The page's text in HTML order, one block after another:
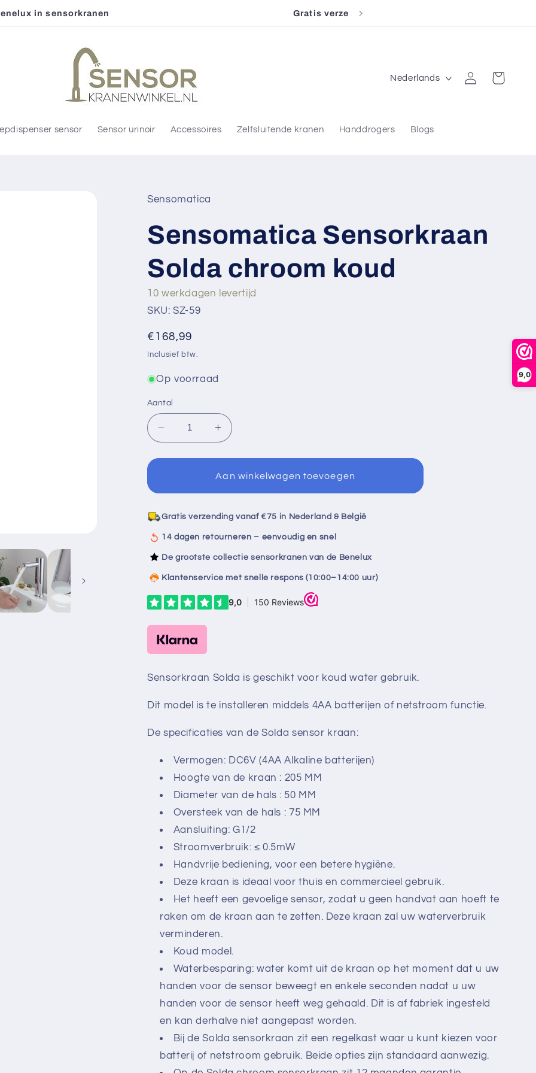
9,0
Gratis verzending naar NL & BE vanaf €75,-
sensor Sensor urinoir Accessoires Zelfsluitende kranen Handdrogers Blogs
T
l
Nederlands InloggenWinkelwagen
Sensomatica
Sensomatica Sensorkraan
Solda chroom koud
10 werkdagen levertijd
SKU: SZ-59
Normale
prijs
€168,99
Inclusief btw.
Op voorraad
Aantal
Aantal
verlagen
voor
Sensomatica
chroom
Aantal
verhogen
voor
Sensomatica
chroom
koud
Aan winkelwagen toevoegen
Gratis verzending vanaf €75 in Nederland & België
14 dagen retourneren – eenvoudig en snel
De grootste collectie sensorkranen van de Benelux
Klantenservice met snelle respons (10:00–14:00 uur)
Sensorkraan Solda is geschikt voor koud water gebruik.
Dit model is te installeren middels 4AA batterijen of netstroom functie.
De specificaties van de Solda sensor kraan:
Vermogen: DC6V (4AA Alkaline batterijen)
Hoogte van de kraan : 205 MM
Diameter van de hals : 50 MM
Oversteek van de hals : 75 MM
Aansluiting: G1/2
Stroomverbruik: ≤ 0.5mW
Handvrije bediening, voor een betere hygiëne.
Deze kraan is ideaal voor thuis en commercieel gebruik.
Het heeft een gevoelige sensor, zodat u geen handvat aan hoeft te
raken om de kraan aan te zetten. Deze kraan zal uw waterverbruik
verminderen.
Koud model.
Waterbesparing: water komt uit de kraan op het moment dat u uw
handen voor de sensor beweegt en enkele seconden nadat u uw
handen voor de sensor heeft weg gehaald. Dit is af fabriek ingesteld
en kan derhalve niet aangepast worden.
Bij de Solda sensorkraan zit een regelkast waar u kunt kiezen voor
batterij of netstroom gebruik. Beide opties zijn standaard aanwezig.